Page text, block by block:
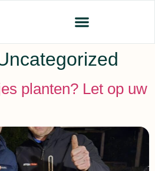
planten? Let op uw